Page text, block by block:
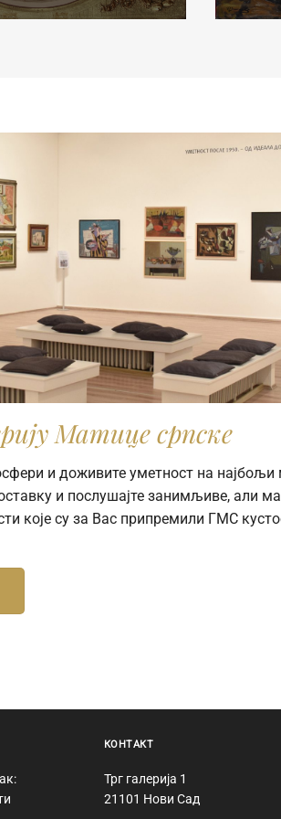
Матице српске
и доживите уметност на најбољи
и послушајте занимљиве, али
које су за Вас припремили ГМС
КОНТАКТ
Трг галерија 1
21101 Нови Сад